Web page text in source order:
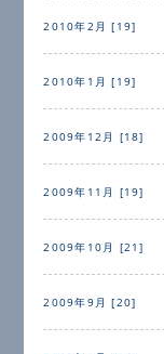
2010年2月 [19]
2010年1月 [19]
2009年12月 [18]
2009年11月 [19]
2009年10月 [21]
2009年9月 [20]